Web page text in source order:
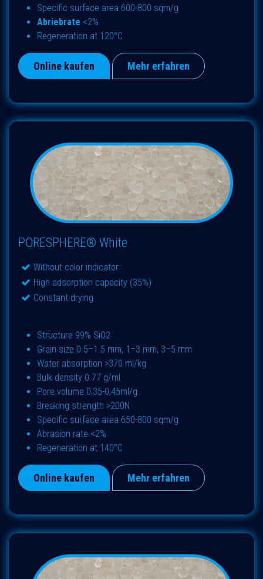
Specific surface area 600-800 sqm/g
Abriebrate <2%
Regeneration at 120°C
Online kaufen Mehr erfahren
PORESPHERE® White
Without color indicator
High adsorption capacity (35%)
Constant drying
Structure 99% SiO2​
Grain size 0.5–1.5 mm, 1–3 mm, 3–5 mm
Water absorption >370 ml/kg
Bulk density 0.77 g/ml
Pore volume 0,35-0,45ml/g
Breaking strength >200N
Specific surface area 650-800 sqm/g
Abrasion rate <2%
Regeneration at 140°C
Online kaufen Mehr erfahren